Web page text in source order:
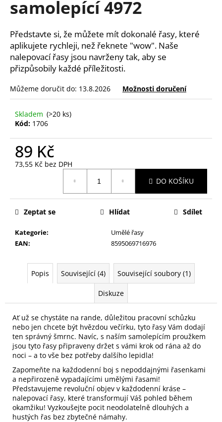
samolepící 4972
Představte si, že můžete mít dokonalé řasy, které
aplikujete rychleji, než řeknete "wow". Naše
nalepovací řasy jsou navrženy tak, aby se
přizpůsobily každé příležitosti.
Můžeme doručit do: 13.8.2026 Možnosti doručení
Skladem (>20 ks)
Kód: 1706
89 Kč
73,55 Kč bez DPH
DO KOŠÍKU
Kategorie:
Umělé řasy
EAN: 8595069716976
Zeptat se Hlídat Sdílet
Popis Související (4) Související soubory (1)
Diskuze
Ať už se chystáte na rande, důležitou pracovní schůzku
nebo jen chcete být hvězdou večírku, tyto řasy Vám dodají
ten správný šmrnc. Navíc, s naším samolepícím proužkem
jsou tyto řasy připraveny držet s vámi krok od rána až do
noci – a to vše bez potřeby dalšího lepidla!
Zapomeňte na každodenní boj s nepoddajnými řasenkami
a nepřirozeně vypadajícími umělými řasami!
Představujeme revoluční objev v každodenní kráse –
nalepovací řasy, které transformují Váš pohled během
okamžiku! Vyzkoušejte pocit neodolatelně dlouhých a
hustých řas bez zbytečné námahy.
a
í
t
?
HLEDAT
D
r
u
u
NA
NEHTY
Z
JAPONSKÉHO
PAPÍRU,
OVÁLNÝ
49
Kč